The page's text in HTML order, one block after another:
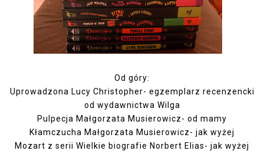
Od góry:
Uprowadzona Lucy Christopher- egzemplarz recenzencki
od wydawnictwa Wilga
Pulpecja Małgorzata Musierowicz- od mamy
Kłamczucha Małgorzata Musierowicz- jak wyżej
Mozart z serii Wielkie biografie Norbert Elias- jak wyżej